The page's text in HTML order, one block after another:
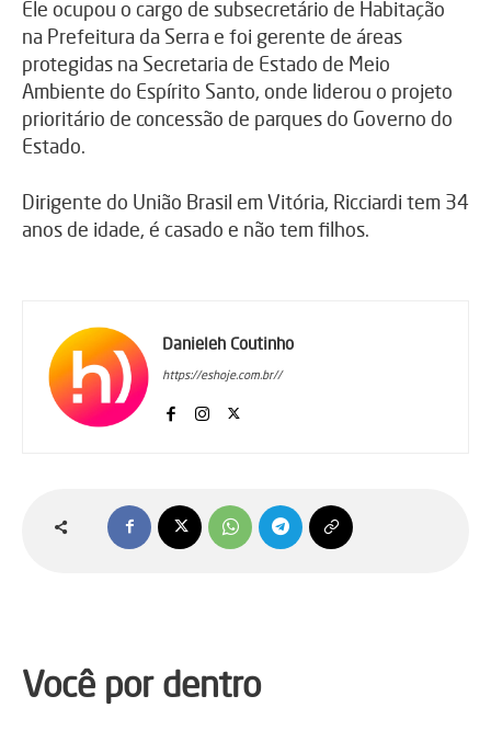
Ele ocupou o cargo de subsecretário de Habitação
na Prefeitura da Serra e foi gerente de áreas
protegidas na Secretaria de Estado de Meio
Ambiente do Espírito Santo, onde liderou o projeto
prioritário de concessão de parques do Governo do
Estado.
Dirigente do União Brasil em Vitória, Ricciardi tem 34
anos de idade, é casado e não tem filhos.
Danieleh Coutinho
https://eshoje.com.br//
Você por dentro